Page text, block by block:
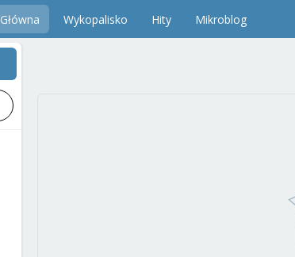
Główna Wykopalisko Hity Mikroblog